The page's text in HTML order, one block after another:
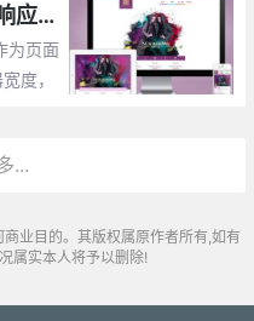
Responsive Web Design 响应式网页设计
为页面
度，
...
业目的。其版权属原作者所有,如有
属实本人将予以删除!